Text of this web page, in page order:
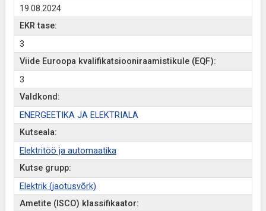
19.08.2024
EKR tase:
3
Viide Euroopa kvalifikatsiooniraamistikule (EQF):
3
Valdkond:
ENERGEETIKA JA ELEKTRIALA
Kutseala:
Elektritöö ja automaatika
Kutse grupp:
Elektrik (jaotusvõrk)
Ametite (ISCO) klassifikaator: